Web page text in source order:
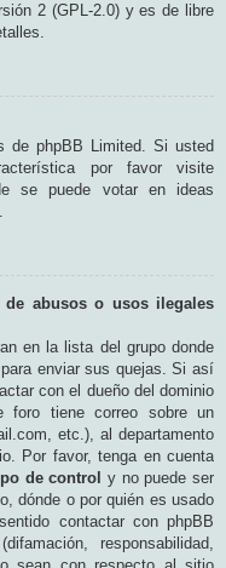
2 (GPL-2.0) y es de libre
de phpBB Limited. Si usted
por favor visite
se puede votar en ideas
de abusos o usos ilegales
en la lista del grupo donde
enviar sus quejas. Si así
con el dueño del dominio
tiene correo sobre un
etc.), al departamento
Por favor, tenga en cuenta
de control
y no puede ser
dónde o por quién es usado
contactar con phpBB
responsabilidad,